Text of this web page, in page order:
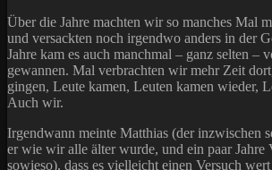
Über die Jahre machten wir so manches Mal
und versackten noch irgendwo anders in der
Jahre kam es auch manchmal – ganz selten –
gewannen. Mal verbrachten wir mehr Zeit
gingen, Leute kamen, Leuten kamen wieder,
Auch wir.
Irgendwann meinte Matthias (der inzwischen
er wie wir alle älter wurde, und ein paar Jahre
sowieso), dass es vielleicht einen Versuch